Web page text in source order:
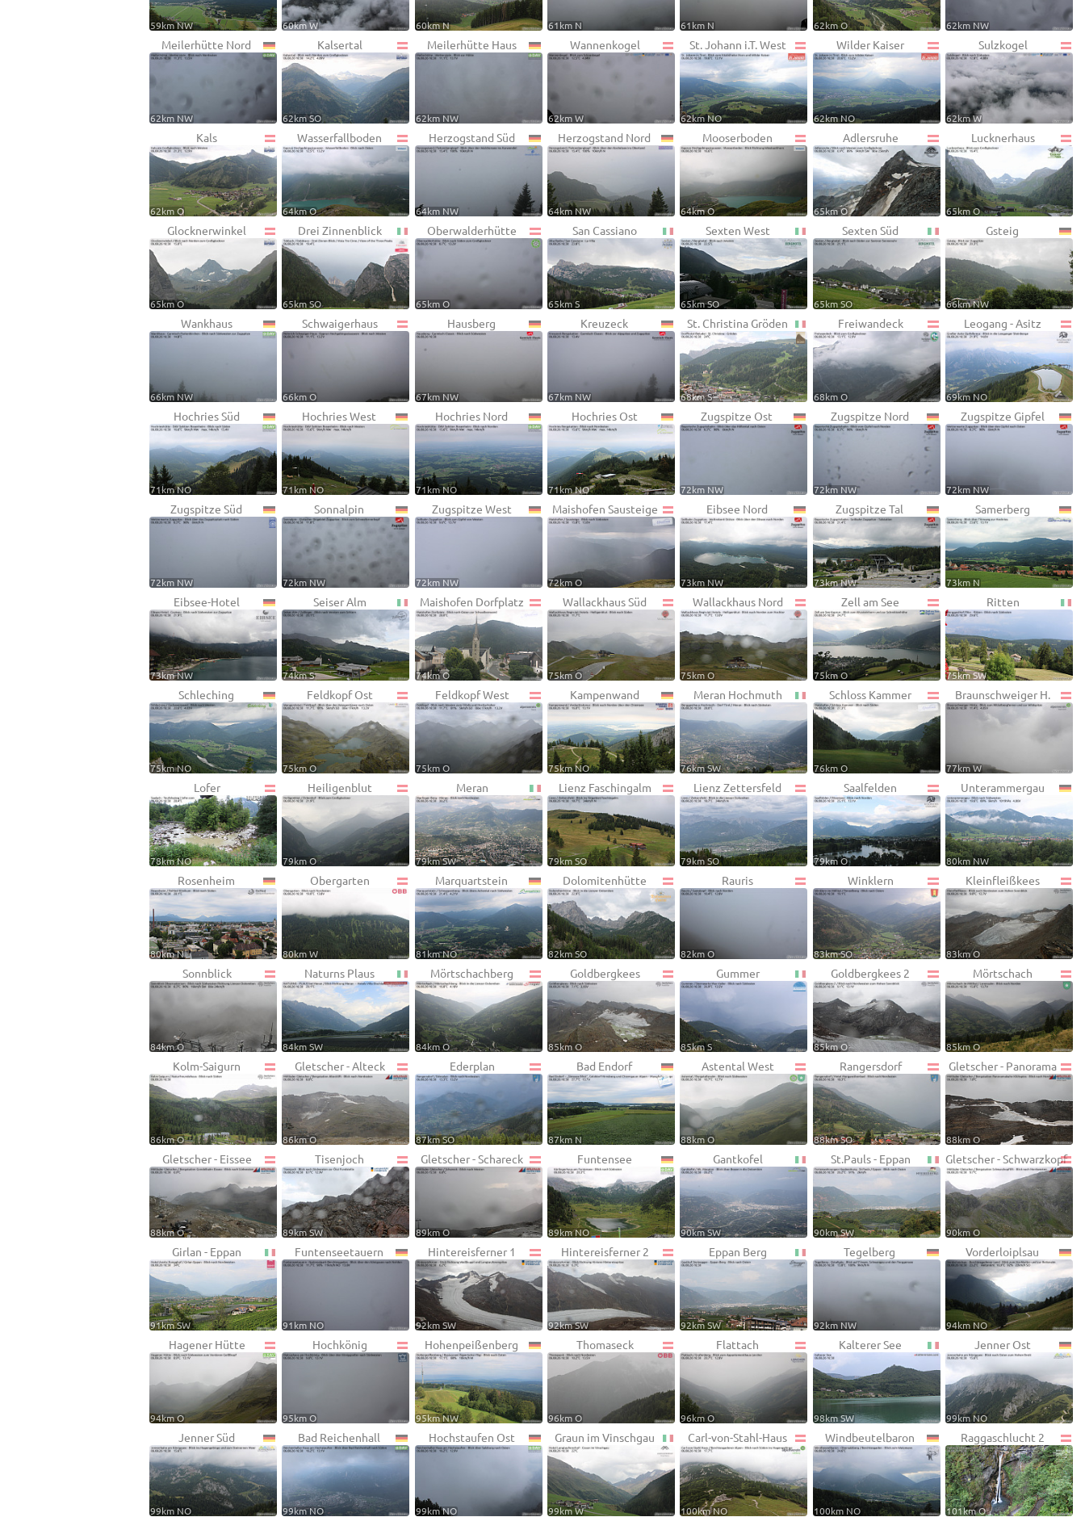
59km NW 60km W 60km N 61km N 61km N 62km O 62km NW
Meilerhütte Nord
62km NW
Kalsertal
62km SO
Meilerhütte Haus
62km NW
Wannenkogel
62km W
St. Johann i.T. West
62km NO
Wilder Kaiser
62km NO
Sulzkogel
62km W
Kals
62km O
Wasserfallboden
64km O
Herzogstand Süd
64km NW
Herzogstand Nord
64km NW
Mooserboden
64km O
Adlersruhe
65km O
Lucknerhaus
65km O
Glocknerwinkel
65km O
Drei Zinnenblick
65km SO
Oberwalderhütte
65km O
San Cassiano
65km S
Sexten West
65km SO
Sexten Süd
65km SO
Gsteig
66km NW
Wankhaus
66km NW
Schwaigerhaus
66km O
Hausberg
67km NW
Kreuzeck
67km NW
St. Christina Gröden
68km S
Freiwandeck
68km O
Leogang - Asitz
69km NO
Hochries Süd
71km NO
Hochries West
71km NO
Hochries Nord
71km NO
Hochries Ost
71km NO
Zugspitze Ost
72km NW
Zugspitze Nord
72km NW
Zugspitze Gipfel
72km NW
Zugspitze Süd
72km NW
Sonnalpin
72km NW
Zugspitze West
72km NW
Maishofen Sausteige
72km O
Eibsee Nord
73km NW
Zugspitze Tal
73km NW
Samerberg
73km N
Eibsee-Hotel
73km NW
Seiser Alm
74km S
Maishofen Dorfplatz
74km O
Wallackhaus Süd
75km O
Wallackhaus Nord
75km O
Zell am See
75km O
Ritten
75km SW
Schleching
75km NO
Feldkopf Ost
75km O
Feldkopf West
75km O
Kampenwand
75km NO
Meran Hochmuth
76km SW
Schloss Kammer
76km O
Braunschweiger H.
77km W
Lofer
78km NO
Heiligenblut
79km O
Meran
79km SW
Lienz Faschingalm
79km SO
Lienz Zettersfeld
79km SO
Saalfelden
79km O
Unterammergau
80km NW
Rosenheim
80km N
Obergarten
80km W
Marquartstein
81km NO
Dolomitenhütte
82km SO
Rauris
82km O
Winklern
83km SO
Kleinfleißkees
83km O
Sonnblick
84km O
Naturns Plaus
84km SW
Mörtschachberg
84km O
Goldbergkees
85km O
Gummer
85km S
Goldbergkees 2
85km O
Mörtschach
85km O
Kolm-Saigurn
86km O
Gletscher - Alteck
86km O
Ederplan
87km SO
Bad Endorf
87km N
Astental West
88km O
Rangersdorf
88km SO
Gletscher - Panorama
88km O
Gletscher - Eissee
88km O
Tisenjoch
89km SW
Gletscher - Schareck
89km O
Funtensee
89km NO
Gantkofel
90km SW
St.Pauls - Eppan
90km SW
Gletscher - Schwarzkopf
90km O
Girlan - Eppan
91km SW
Funtenseetauern
91km NO
Hintereisferner 1
92km SW
Hintereisferner 2
92km SW
Eppan Berg
92km SW
Tegelberg
92km NW
Vorderloiplsau
94km NO
Hagener Hütte
94km O
Hochkönig
95km O
Hohenpeißenberg
95km NW
Thomaseck
96km O
Flattach
96km O
Kalterer See
98km SW
Jenner Ost
99km NO
Jenner Süd
99km NO
Bad Reichenhall
99km NO
Hochstaufen Ost
99km NO
Graun im Vinschgau
99km W
Carl-von-Stahl-Haus
100km NO
Windbeutelbaron
100km NO
Raggaschlucht 2
101km O